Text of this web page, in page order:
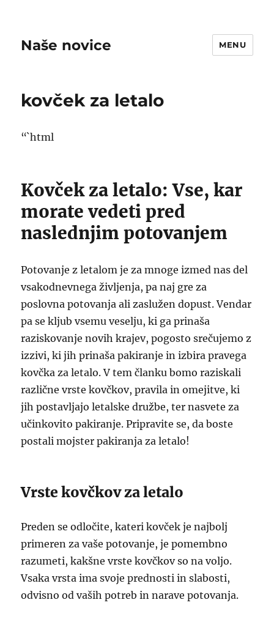
Naše novice MENU
kovček za letalo
“`html
Kovček za letalo: Vse, kar
morate vedeti pred
naslednjim potovanjem
Potovanje z letalom je za mnoge izmed nas del
vsakodnevnega življenja, pa naj gre za
poslovna potovanja ali zaslužen dopust. Vendar
pa se kljub vsemu veselju, ki ga prinaša
raziskovanje novih krajev, pogosto srečujemo z
izzivi, ki jih prinaša pakiranje in izbira pravega
kovčka za letalo. V tem članku bomo raziskali
različne vrste kovčkov, pravila in omejitve, ki
jih postavljajo letalske družbe, ter nasvete za
učinkovito pakiranje. Pripravite se, da boste
postali mojster pakiranja za letalo!
Vrste kovčkov za letalo
Preden se odločite, kateri kovček je najbolj
primeren za vaše potovanje, je pomembno
razumeti, kakšne vrste kovčkov so na voljo.
Vsaka vrsta ima svoje prednosti in slabosti,
odvisno od vaših potreb in narave potovanja.